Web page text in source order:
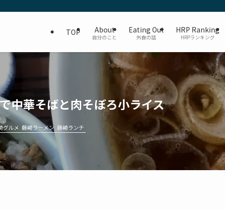
TOP About
自分のこと
Eating Out
外食の話
HRP Ranking
HRPランキング
中華そばと肉そぼろ小ライス
グルメ 藤崎ラーメン 藤崎ランチ